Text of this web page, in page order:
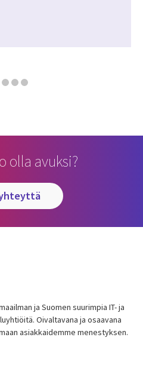
olla avuksi?
yhteyttä
ja Suomen suurimpia IT- ja
Oivaltavana ja osaavana
asiakkaidemme menestyksen.